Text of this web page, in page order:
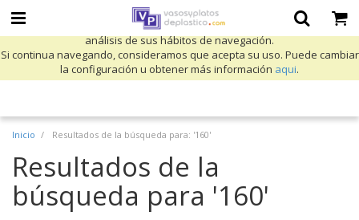
Utilizamos cookies propias y de terceros para mejorar nuestros servicios
y mostrarle publicidad relacionada con sus preferencias mediante el
análisis de sus hábitos de navegación.
Si continua navegando, consideramos que acepta su uso. Puede cambiar
la configuración u obtener más información aqui.
Inicio Resultados de la búsqueda para: '160'
Resultados de la
búsqueda para '160'